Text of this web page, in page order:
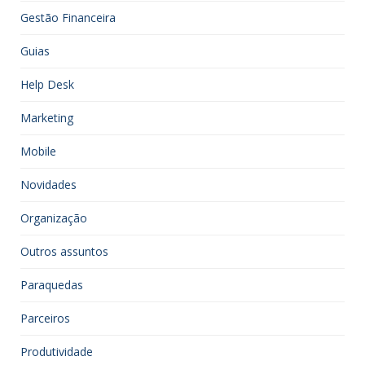
Gestão Financeira
Guias
Help Desk
Marketing
Mobile
Novidades
Organização
Outros assuntos
Paraquedas
Parceiros
Produtividade